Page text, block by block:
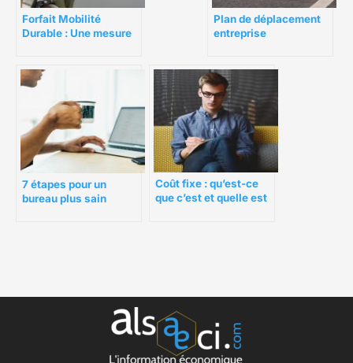
Forfait Mobilité
Durable : Une mesure
Plan de déplacement
entreprise
7 étapes pour un
bureau plus sain
Coût fixe : qu’est-ce
que c’est et quelle est